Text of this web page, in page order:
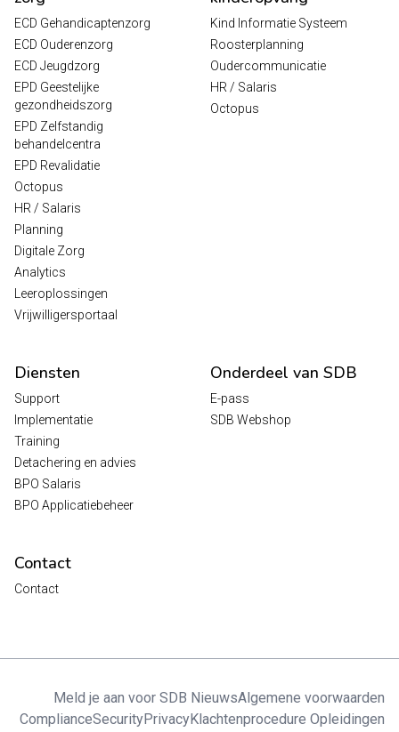
ECD Gehandicaptenzorg
ECD Ouderenzorg
ECD Jeugdzorg
EPD Geestelijke
gezondheidszorg
EPD Zelfstandig
behandelcentra
EPD Revalidatie
Octopus
HR / Salaris
Planning
Digitale Zorg
Analytics
Leeroplossingen
Vrijwilligersportaal
Kind Informatie Systeem
Roosterplanning
Oudercommunicatie
HR / Salaris
Octopus
Diensten
Support
Implementatie
Training
Detachering en advies
BPO Salaris
BPO Applicatiebeheer
Onderdeel van SDB
E-pass
SDB Webshop
Contact
Contact
Meld je aan voor SDB NieuwsAlgemene voorwaarden
ComplianceSecurityPrivacyKlachtenprocedure Opleidingen